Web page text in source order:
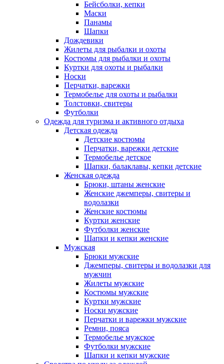
Бейсболки, кепки
Маски
Панамы
Шапки
Дождевики
Жилеты для рыбалки и охоты
Костюмы для рыбалки и охоты
Куртки для охоты и рыбалки
Носки
Перчатки, варежки
Термобелье для охоты и рыбалки
Толстовки, свитеры
Футболки
Одежда для туризма и активного отдыха
Детская одежда
Детские костюмы
Перчатки, варежки детские
Термобелье детское
Шапки, балаклавы, кепки детские
Женская одежда
Брюки, штаны женские
Женские джемперы, свитеры и
водолазки
Женские костюмы
Куртки женские
Футболки женские
Шапки и кепки женские
Мужская
Брюки мужские
Джемперы, свитеры и водолазки для
мужчин
Жилеты мужские
Костюмы мужские
Куртки мужские
Носки мужские
Перчатки и варежки мужские
Ремни, пояса
Термобелье мужское
Футболки мужские
Шапки и кепки мужские